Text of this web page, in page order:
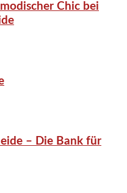
Chic bei
– Die Bank für